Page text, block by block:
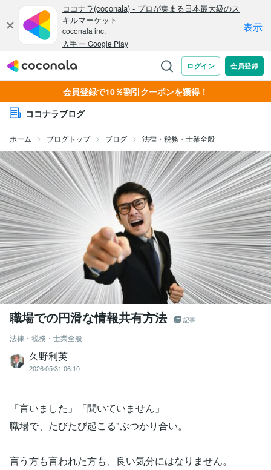
会員登録で10％割引クーポンを獲得！
ココナラブログ
ホーム ブログトップ ブログ 法律・税務・士業全般
職場での円滑な情報共有方法 記事
法律・税務・士業全般
久野利英
2026/05/31 06:10
「言いました」「聞いていません」
職場で、たびたび起こる"ぶつかり合い。
言う方も言われた方も、良い気分にはなりません。